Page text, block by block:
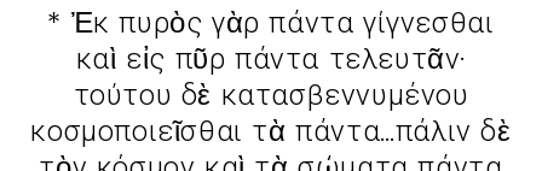
* Ἐκ πυρὸς γὰρ πάντα γίγνεσθαι
καὶ εἰς πῦρ πάντα τελευτᾶν·
τούτου δὲ κατασβεννυμένου
κοσμοποιεῖσθαι τὰ πάντα…πάλιν δὲ